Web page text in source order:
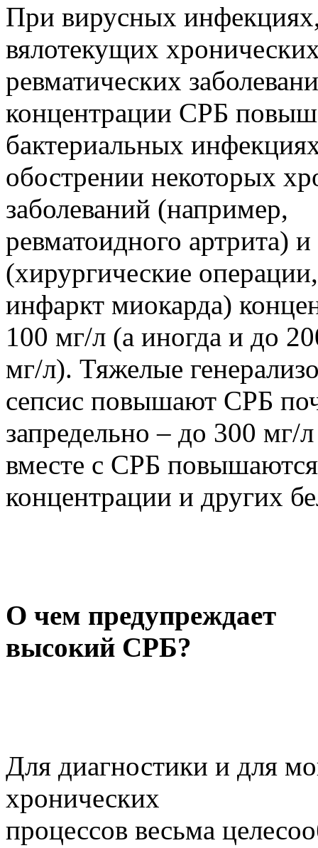
При вирусных
вялотекущих
ревматических
концентрации СРБ
бактериальных
обострении некоторых
заболеваний (например,
ревматоидного артрита)
(хирургические
инфаркт миокарда)
100 мг/л (а иногда и до
мг/л). Тяжелые
сепсис повышают СРБ
запредельно – до 300 мг/
вместе с СРБ повышаются
концентрации и других
О чем предупреждает
высокий СРБ?
Для диагностики и для
хронических
процессов весьма